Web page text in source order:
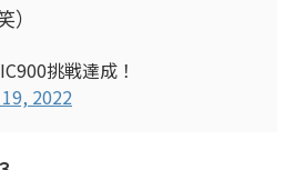
挑戦達成！
2022